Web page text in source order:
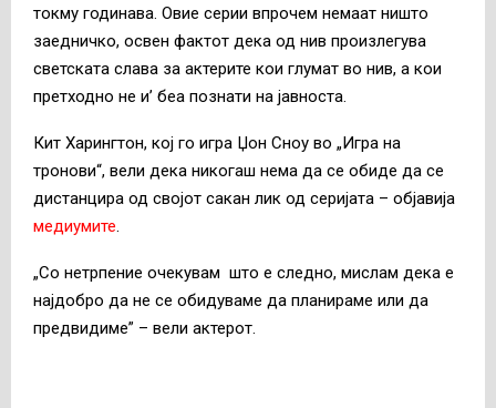
токму годинава. Овие серии впрочем немаат ништо
заедничко, освен фактот дека од нив произлегува
светската слава за актерите кои глумат во нив, а кои
претходно не и’ беа познати на јавноста.
Кит Харингтон, кој го игра Џон Сноу во „Игра на
тронови“, вели дека никогаш нема да се обиде да се
дистанцира од својот сакан лик од серијата – објавија
медиумите
„Со нетрпение очекувам што е следно, мислам дека е
најдобро да не се обидуваме да планираме или да
предвидиме” – вели актерот.